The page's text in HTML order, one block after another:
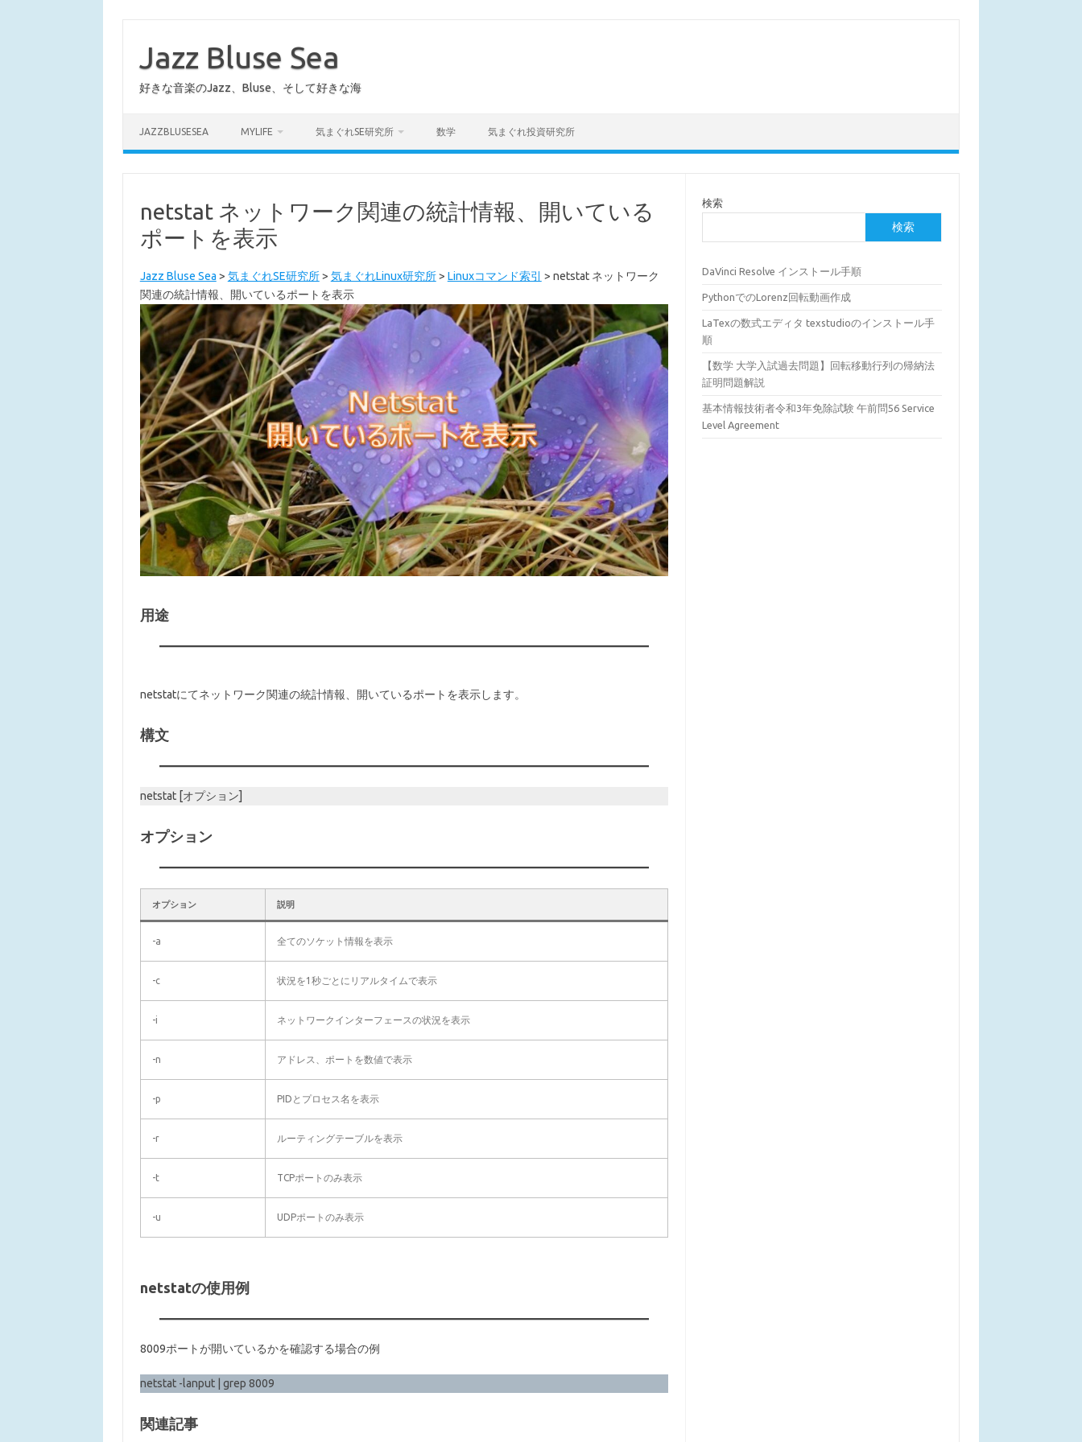
Jazz Bluse Sea
好きな音楽のJazz、Bluse、そして好きな海
JAZZBLUSESEA MYLIFE 気まぐれSE研究所 数学 気まぐれ投資研究所
netstat ネットワーク関連の統計情報、開いている
ポートを表示
Jazz Bluse Sea > 気まぐれSE研究所> 気まぐれLinux研究所> Linuxコマンド索引 > netstat ネットワーク
関連の統計情報、開いているポートを表示
用途
netstatにてネットワーク関連の統計情報、開いているポートを表示します。
構文
netstat [オプション]
オプション
オプション 説明
-a 全てのソケット情報を表示
-c 状況を1秒ごとにリアルタイムで表示
-i ネットワークインターフェースの状況を表示
-n アドレス、ポートを数値で表示
-p PIDとプロセス名を表示
-r ルーティングテーブルを表示
-t TCPポートのみ表示
-u UDPポートのみ表示
netstatの使用例
8009ポートが開いているかを確認する場合の例
netstat -lanput | grep 8009
関連記事
検索
検索
DaVinci Resolve インストール手順
PythonでのLorenz回転動画作成
LaTexの数式エディタ texstudioのインストール手
順
【数学 大学入試過去問題】回転移動行列の帰納法
証明問題解説
基本情報技術者令和3年免除試験 午前問56 Service
Level Agreement